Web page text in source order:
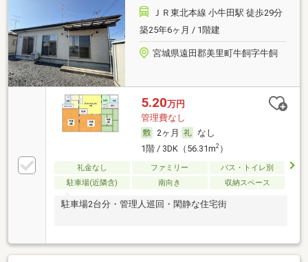
ＪＲ東北本線 小牛田駅 徒歩29分
築25年6ヶ月 / 1階建
宮城県遠田郡美里町牛飼字牛飼
5.20万円
管理費なし
2ヶ月
なし
1階 / 3DK（56.31m2）
礼金なし ファミリー
バス・トイレ別
駐車場(近隣含)
南向き 収納スペース
駐車場2台分・管理人巡回・閑静な住宅街